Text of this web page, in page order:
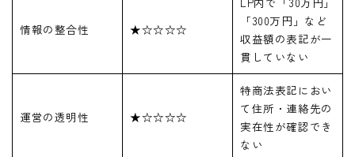
情報の整合性 ★☆☆☆☆
「300万円」など
収益額の表記が一
貫していない
運営の透明性 ★☆☆☆☆
特商法表記におい
て住所・連絡先の
実在性が確認でき
ない